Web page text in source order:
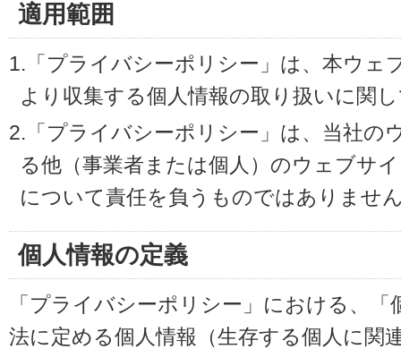
適用範囲
1.「プライバシーポリシー」は、本ウェ
より収集する個人情報の取り扱いに関
2.「プライバシーポリシー」は、当社の
る他（事業者または個人）のウェブサ
について責任を負うものではありませ
個人情報の定義
「プライバシーポリシー」における、
法に定める個人情報（生存する個人に関